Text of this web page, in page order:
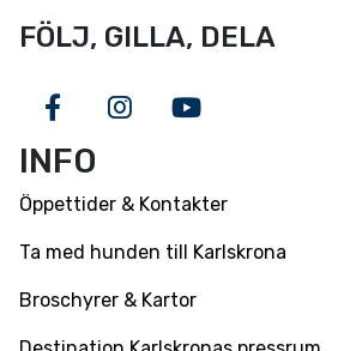
FÖLJ, GILLA, DELA
FacebookInstagram
Youtube
INFO
Öppettider & Kontakter
Ta med hunden till Karlskrona
Broschyrer & Kartor